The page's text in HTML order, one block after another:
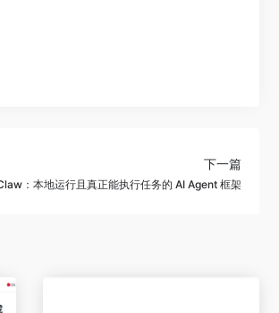
下一篇
：本地运行且真正能执行任务的 AI Agent 框架